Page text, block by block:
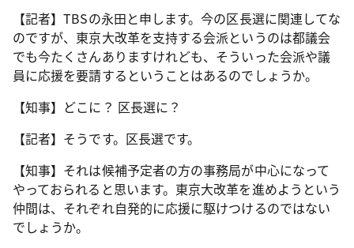
【記者】TBSの永田と申します。今の区長選に関連してな
のですが、東京大改革を支持する会派というのは都議会
でも今たくさんありますけれども、そういった会派や議
員に応援を要請するということはあるのでしょうか。
【知事】どこに？ 区長選に？
【記者】そうです。区長選です。
【知事】それは候補予定者の方の事務局が中心になって
やっておられると思います。東京大改革を進めようという
仲間は、それぞれ自発的に応援に駆けつけるのではない
でしょうか。